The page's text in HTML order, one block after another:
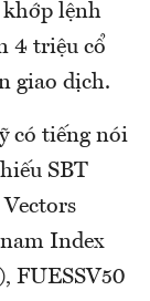
lệnh
4 triệu cổ
giao dịch.
có tiếng nói
SBT
Index
FUESSV50